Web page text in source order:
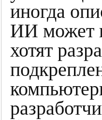
иногда
ИИ может
хотят